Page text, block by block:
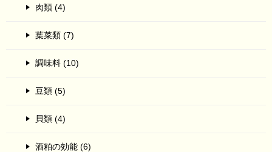
肉類 (4)
葉菜類 (7)
調味料 (10)
豆類 (5)
貝類 (4)
酒粕の効能 (6)